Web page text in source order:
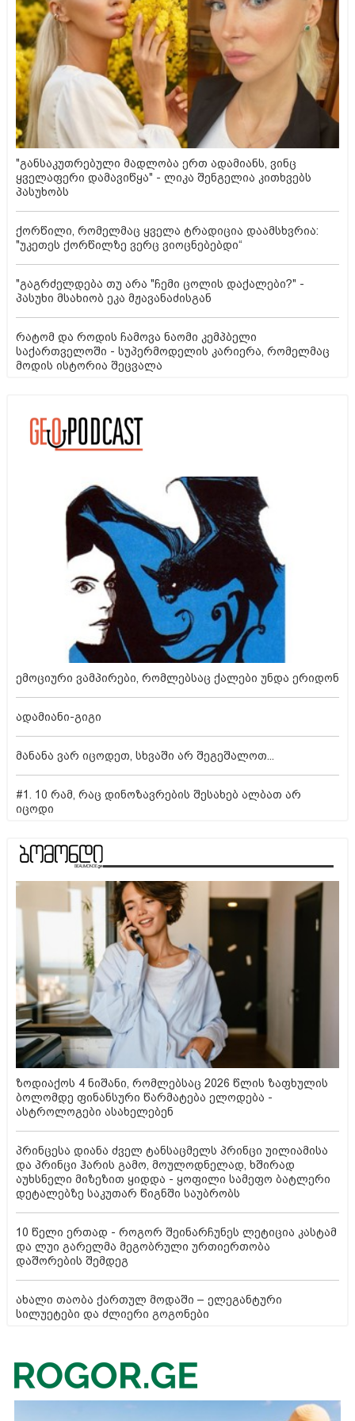
"განსაკუთრებული მადლობა ერთ ადამიანს, ვინც
ყველაფერი დამავიწყა" - ლიკა შენგელია კითხვებს
პასუხობს
ქორწილი, რომელმაც ყველა ტრადიცია დაამსხვრია:
"უკეთეს ქორწილზე ვერც ვიოცნებებდი“
"გაგრძელდება თუ არა "ჩემი ცოლის დაქალები?" -
პასუხი მსახიობ ეკა მჟავანაძისგან
რატომ და როდის ჩამოვა ნაომი კემპბელი
საქართველოში - სუპერმოდელის კარიერა, რომელმაც
მოდის ისტორია შეცვალა
ემოციური ვამპირები, რომლებსაც ქალები უნდა ერიდონ
ადამიანი-გიგი
მანანა ვარ იცოდეთ, სხვაში არ შეგეშალოთ...
#1. 10 რამ, რაც დინოზავრების შესახებ ალბათ არ
იცოდი
ზოდიაქოს 4 ნიშანი, რომლებსაც 2026 წლის ზაფხულის
ბოლომდე ფინანსური წარმატება ელოდება -
ასტროლოგები ასახელებენ
პრინცესა დიანა ძველ ტანსაცმელს პრინცი უილიამისა
და პრინცი ჰარის გამო, მოულოდნელად, ხშირად
აუხსნელი მიზეზით ყიდდა - ყოფილი სამეფო ბატლერი
დეტალებზე საკუთარ წიგნში საუბრობს
10 წელი ერთად - როგორ შეინარჩუნეს ლეტიცია კასტამ
და ლუი გარელმა მეგობრული ურთიერთობა
დაშორების შემდეგ
ახალი თაობა ქართულ მოდაში – ელეგანტური
სილუეტები და ძლიერი გოგონები